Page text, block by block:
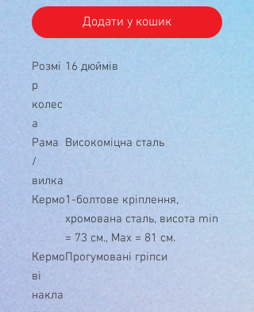
Додати у кошик
Розмі
р
колес
а
16 дюймів
Рама
/
вилка
Високоміцна сталь
Кермо1-болтове кріплення,
хромована сталь, висота min
= 73 см., Max = 81 см.
Кермо
ві
накла
Прогумовані гріпси